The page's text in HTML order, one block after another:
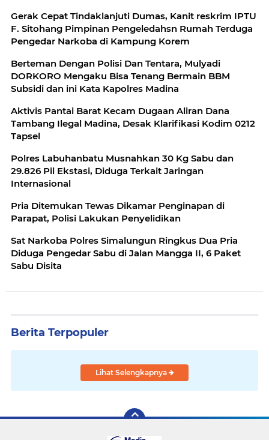
Gerak Cepat Tindaklanjuti Dumas, Kanit reskrim IPTU
F. Sitohang Pimpinan Pengeledahsn Rumah Terduga
Pengedar Narkoba di Kampung Korem
‎Berteman Dengan Polisi Dan Tentara, Mulyadi
DORKORO Mengaku Bisa Tenang Bermain BBM
Aktivis Pantai Barat Kecam Dugaan Aliran Dana
Tambang Ilegal Madina, Desak Klarifikasi Kodim 0212
Tapsel
Polres Labuhanbatu Musnahkan 30 Kg Sabu dan
29.826 Pil Ekstasi, Diduga Terkait Jaringan
Internasional
Pria Ditemukan Tewas Dikamar Penginapan di
Parapat, Polisi Lakukan Penyelidikan
Sat Narkoba Polres Simalungun Ringkus Dua Pria
Diduga Pengedar Sabu di Jalan Mangga II, 6 Paket
Sabu Disita
Berita Terpopuler
Lihat Selengkapnya